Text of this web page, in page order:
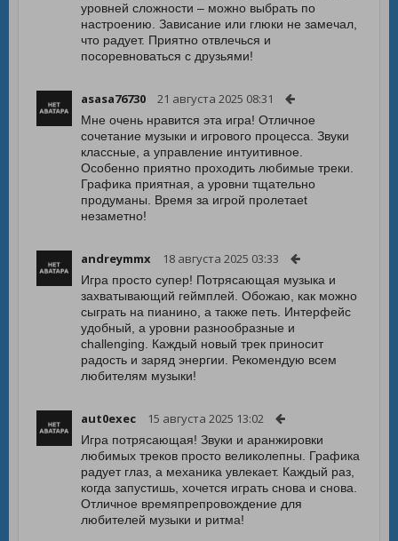
уровней сложности – можно выбрать по
настроению. Зависание или глюки не замечал,
что радует. Приятно отвлечься и
посоревноваться с друзьями!
asasa76730 21 августа 2025 08:31
Мне очень нравится эта игра! Отличное
сочетание музыки и игрового процесса. Звуки
классные, а управление интуитивное.
Особенно приятно проходить любимые треки.
Графика приятная, а уровни тщательно
продуманы. Время за игрой пролетаet
незаметно!
andreymmx 18 августа 2025 03:33
Игра просто супер! Потрясающая музыка и
захватывающий геймплей. Обожаю, как можно
сыграть на пианино, а также петь. Интерфейс
удобный, а уровни разнообразные и
challenging. Каждый новый трек приносит
радость и заряд энергии. Рекомендую всем
любителям музыки!
aut0exec 15 августа 2025 13:02
Игра потрясающая! Звуки и аранжировки
любимых треков просто великолепны. Графика
радует глаз, а механика увлекает. Каждый раз,
когда запустишь, хочется играть снова и снова.
Отличное времяпрепровождение для
любителей музыки и ритма!